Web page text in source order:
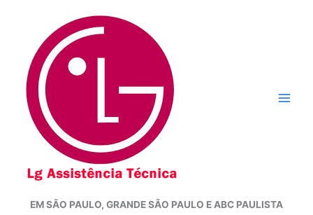
conteúdo
EM SÃO PAULO, GRANDE SÃO PAULO E ABC PAULISTA